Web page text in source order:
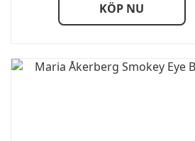
KÖP NU